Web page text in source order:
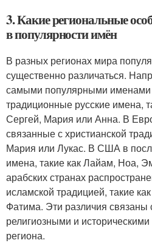
3. Какие региональные
в популярности имён
В разных регионах мира
существенно различаться.
самыми популярными именами
традиционные русские имена,
Сергей, Мария или Анна. В
связанные с христианской
Мария или Лукас. В США в
имена, такие как Лайам, Ноа,
арабских странах
исламской традицией, такие
Фатима. Эти различия связаны
религиозными и
региона.